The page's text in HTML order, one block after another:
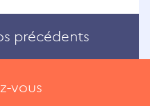
précédents
vous